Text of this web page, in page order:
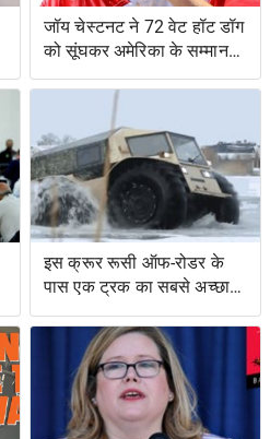
जॉय चेस्टनट ने 72 वेट हॉट डॉग
को सूंघकर अमेरिका के सम्मान
की रक्षा की
इस क्रूर रूसी ऑफ-रोडर के
पास एक ट्रक का सबसे अच्छा
और एक उभयचर टैंक का सबसे
अच्छा है